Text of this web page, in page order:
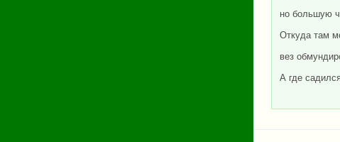
но большую
Откуда там
вез
А где